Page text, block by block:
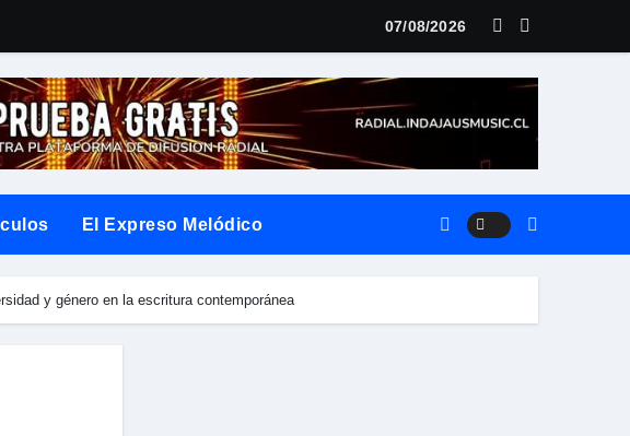
OMAR COLINA DERROCHA TALENTO EN “SOY LA VOZ USA” HOUSTON
07/08/2026
El Expreso Melódico
y género en la escritura contemporánea